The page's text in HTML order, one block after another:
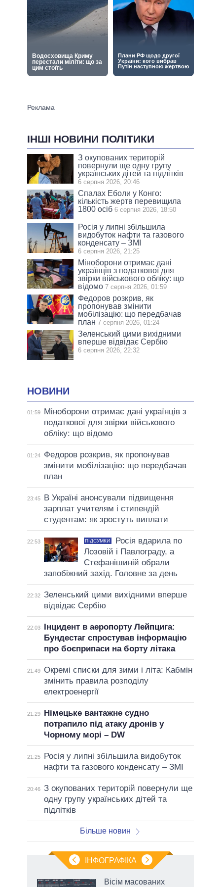
ІНШІ НОВИНИ ПОЛІТИКИ
З окупованих територій
повернули ще одну групу
українських дітей та підлітків
6 серпня 2026, 20:46
Спалах Еболи у Конго:
кількість жертв перевищила
1800 осіб 6 серпня 2026, 18:50
Росія у липні збільшила
видобуток нафти та газового
конденсату – ЗМІ
6 серпня 2026, 21:25
Міноборони отримає дані
українців з податкової для
звірки військового обліку: що
відомо 7 серпня 2026, 01:59
Федоров розкрив, як
пропонував змінити
мобілізацію: що передбачав
план 7 серпня 2026, 01:24
Зеленський цими вихідними
вперше відвідає Сербію
6 серпня 2026, 22:32
НОВИНИ
01:59
Міноборони отримає дані українців з
податкової для звірки військового
обліку: що відомо
01:24
Федоров розкрив, як пропонував
змінити мобілізацію: що передбачав
план
23:45
В Україні анонсували підвищення
зарплат учителям і стипендій
студентам: як зростуть виплати
22:53 ПІДСУМКИ
Росія вдарила по
Лозовій і Павлограду, а
Стефанішиній обрали
запобіжний захід. Головне за день
22:32 Зеленський цими вихідними вперше
відвідає Сербію
22:03
Інцидент в аеропорту Лейпцига:
Бундестаг спростував інформацію
про боєприпаси на борту літака
21:49 Окремі списки для зими і літа: Кабмін
змінить правила розподілу
електроенергії
21:29
Німецьке вантажне судно
потрапило під атаку дронів у
Чорному морі – DW
21:25
Росія у липні збільшила видобуток
нафти та газового конденсату – ЗМІ
20:46 З окупованих територій повернули ще
одну групу українських дітей та
підлітків
Більше новин
ІНФОГРАФІКА
Вісім масованих